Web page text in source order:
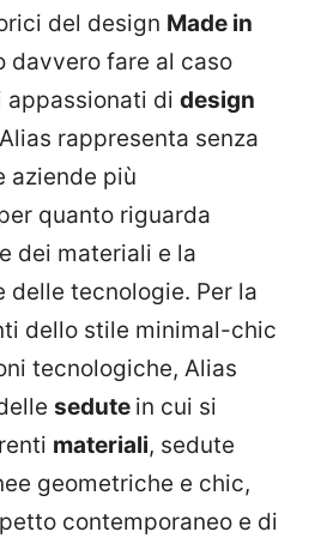
del design Made in
davvero fare al caso
appassionati di design
rappresenta senza
aziende più
quanto riguarda
dei materiali e la
delle tecnologie. Per la
dello stile minimal-chic
tecnologiche, Alias
sedute in cui si
materiali, sedute
geometriche e chic,
contemporaneo e di